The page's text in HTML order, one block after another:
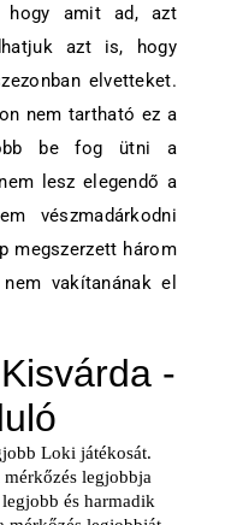
hogy amit ad, azt
azt is, hogy
elvetteket.
nem tartható ez a
be fog ütni a
lesz elegendő a
vészmadárkodni
megszerzett három
vakítanának el